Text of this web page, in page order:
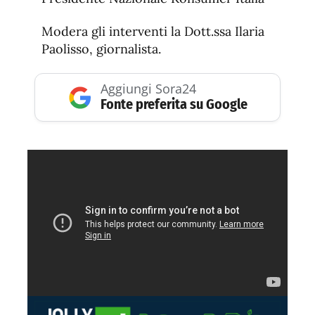
Modera gli interventi la Dott.ssa Ilaria
Paolisso, giornalista.
Aggiungi Sora24
Fonte preferita su Google